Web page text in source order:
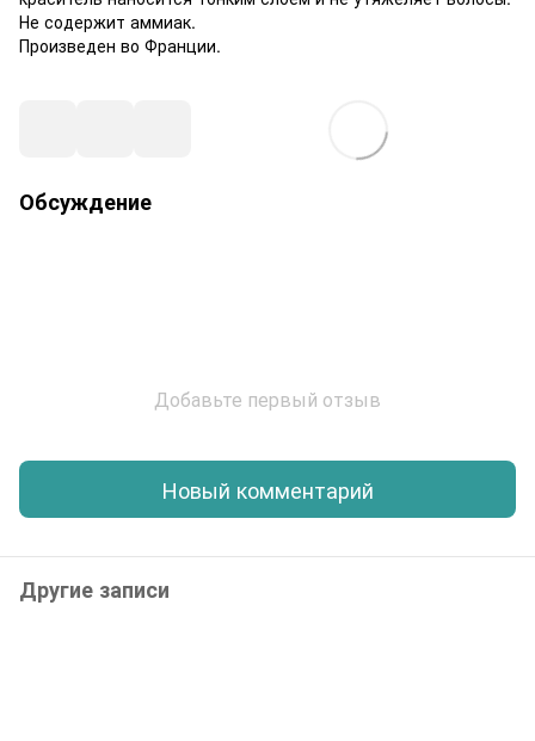
Не содержит аммиак.
Произведен во Франции.
Обсуждение
Добавьте первый отзыв
Новый комментарий
Другие записи